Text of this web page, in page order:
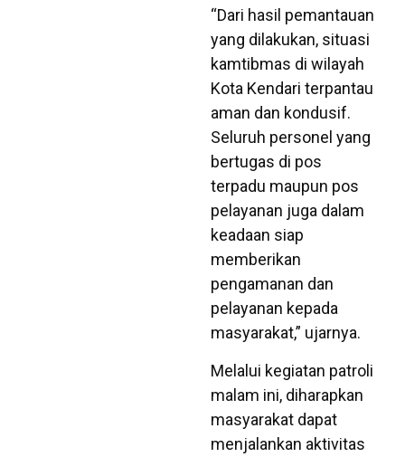
“Dari hasil pemantauan
yang dilakukan, situasi
kamtibmas di wilayah
Kota Kendari terpantau
aman dan kondusif.
Seluruh personel yang
bertugas di pos
terpadu maupun pos
pelayanan juga dalam
keadaan siap
memberikan
pengamanan dan
pelayanan kepada
masyarakat,” ujarnya.
Melalui kegiatan patroli
malam ini, diharapkan
masyarakat dapat
menjalankan aktivitas